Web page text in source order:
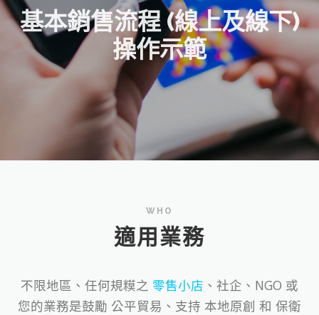
基本銷售流程(線上及線下)
操作示範
WHO
適用業務
不限地區、任何規糢之 零售小店 、社企、NGO 或
您的業務是鼓勵 公平貿易、支持 本地原創 和 保衛